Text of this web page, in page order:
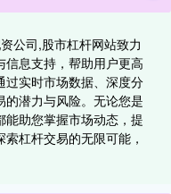
公司,股市杠杆网站致力
息支持，帮助用户更高
过实时市场数据、深度分
潜力与风险。无论您是
助您掌握市场动态，提
杠杆交易的无限可能，